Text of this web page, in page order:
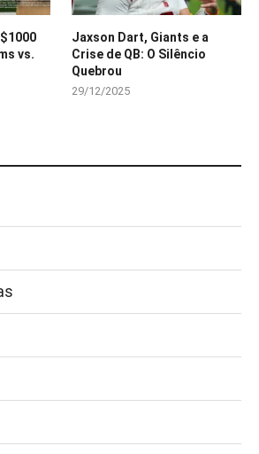
vs.
Jaxson Dart, Giants e a
Crise de QB: O Silêncio
Quebrou
29/12/2025